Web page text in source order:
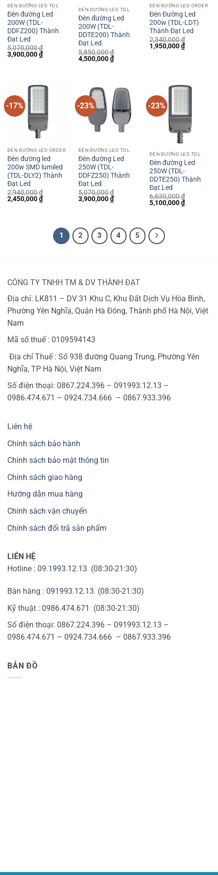
ĐÈN ĐƯỜNG LED TDL
Đèn đường Led
200W (TDL-
DDFZ200) Thành
Đạt Led
5,070,000₫
Giá
gốc
3,900,000₫Giá
hiện
ĐÈN ĐƯỜNG LED TDL
Đèn đường Led
200W (TDL-
DDTE200) Thành
Đạt Led
5,850,000₫
Giá
gốc
4,500,000₫Giá
hiện
ĐÈN ĐƯỜNG LED ORDER
Đèn Đường Led
200w (TDL-LDT)
Thành Đạt Led
2,340,000₫
Giá
gốc
1,950,000₫Giá
hiện
-17%
ĐÈN ĐƯỜNG LED ORDER
Đèn đường led
200w SMD lumiled
(TDL-DLY2) Thành
Đạt Led
2,940,000₫
Giá
gốc
2,450,000₫Giá
hiện
-23%
ĐÈN ĐƯỜNG LED TDL
Đèn đường Led
250W (TDL-
DDFZ250) Thành
Đạt Led
5,070,000₫
Giá
gốc
3,900,000₫Giá
hiện
-23%
ĐÈN ĐƯỜNG LED TDL
Đèn đường Led
250W (TDL-
DDTE250) Thành
Đạt Led
6,630,000₫
Giá
gốc
5,100,000₫Giá
hiện
1 2 3 4 5
CÔNG TY TNHH TM & DV THÀNH ĐẠT
Địa chỉ: LK811 – DV 31 Khu C, Khu Đất Dịch Vụ Hòa Bình,
Phường Yên Nghĩa, Quận Hà Đông, Thành phố Hà Nội, Việt
Nam
Mã số thuế : 0109594143
Địa chỉ Thuế : Số 938 đường Quang Trung, Phường Yên
Nghĩa, TP Hà Nội, Việt Nam
Số điện thoại: 0867.224.396 – 091993.12.13 –
0986.474.671 – 0924.734.666 – 0867.933.396
Liên hệ
Chính sách bảo hành
Chính sách bảo mật thông tin
Chính sách giao hàng
Hướng dẫn mua hàng
Chính sách vận chuyển
Chính sách đổi trả sản phẩm
LIÊN HỆ
Hotline : 09.1993.12.13 (08:30-21:30)
Bán hàng : 091993.12.13 (08:30-21:30)
Kỹ thuật : 0986.474.671
(08:30-21:30)
Số điện thoại: 0867.224.396 – 091993.12.13 –
0986.474.671 – 0924.734.666 – 0867.933.396
BẢN ĐỒ